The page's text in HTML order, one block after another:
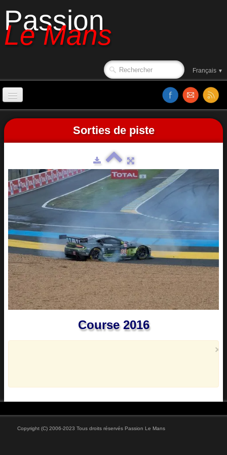
Passion
Le Mans
Français ▼
Accueil
Années 2000 à 2009
Le circuit en 1988
Affiches
Classements
Vidéos
Sorties de piste
Course 2016
×
Copyright (C) 2006-2023 Tous droits réservés Passion Le Mans